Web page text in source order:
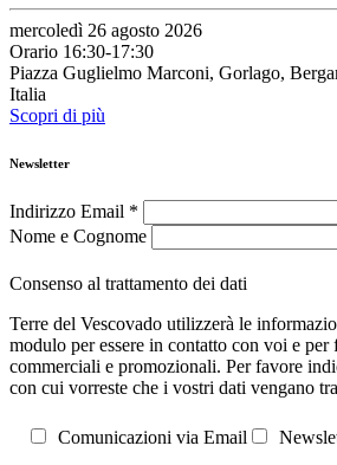
mercoledì 26 agosto 2026
Orario 16:30-17:30
Piazza Guglielmo Marconi, Gorlago,
Italia
Scopri di più
Newsletter
Indirizzo Email *
Nome e Cognome
Consenso al trattamento dei dati
Terre del Vescovado utilizzerà le
modulo per essere in contatto con voi e
commerciali e promozionali. Per favore
con cui vorreste che i vostri dati vengano
Comunicazioni via Email